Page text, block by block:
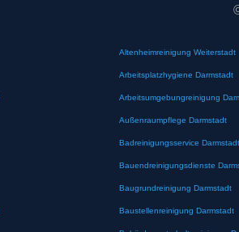
Altenheimreinigung Weiterstadt
Arbeitsplatzhygiene Darmstadt
Arbeitsumgebungreinigung
Außenraumpflege Darmstadt
Badreinigungsservice Darmstadt
Bauendreinigungsdienste
Baugrundreinigung Darmstadt
Baustellenreinigung Darmstadt